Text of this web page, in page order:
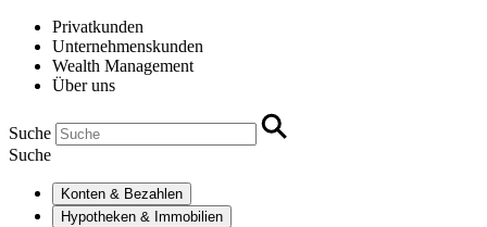
Privatkunden
Unternehmenskunden
Wealth Management
Über uns
Suche
Suche
Konten & Bezahlen
Hypotheken & Immobilien